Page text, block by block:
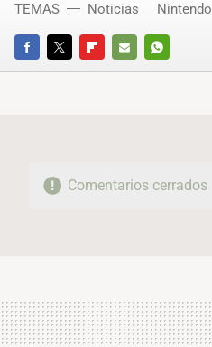
FACEBOOKTWITTERFLIPBOARD
E-
WHATSAPP
TEMAS Noticias Nintendo
Comentarios cerrados